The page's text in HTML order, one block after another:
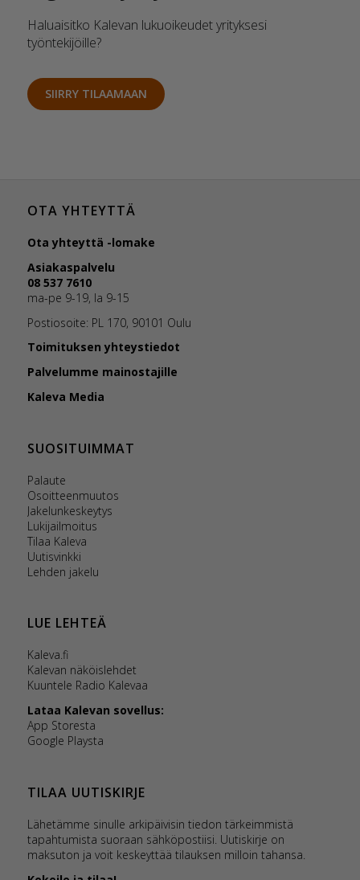
Haluaisitko Kalevan lukuoikeudet yrityksesi
työntekijöille?
SIIRRY TILAAMAAN
OTA YHTEYTTÄ
Ota yhteyttä -lomake
Asiakaspalvelu
08 537 7610
ma-pe 9-19, la 9-15
Postiosoite: PL 170, 90101 Oulu
Toimituksen yhteystiedot
Palvelumme mainostajille
Kaleva Media
SUOSITUIMMAT
Palaute
Osoitteenmuutos
Jakelunkeskeytys
Lukijailmoitus
Tilaa Kaleva
Uutisvinkki
Lehden jakelu
LUE LEHTEÄ
Kaleva.fi
Kalevan näköislehdet
Kuuntele Radio Kalevaa
Lataa Kalevan sovellus:
App Storesta
Google Playsta
TILAA UUTISKIRJE
Lähetämme sinulle arkipäivisin tiedon tärkeimmistä
tapahtumista suoraan sähköpostiisi. Uutiskirje on
maksuton ja voit keskeyttää tilauksen milloin tahansa.